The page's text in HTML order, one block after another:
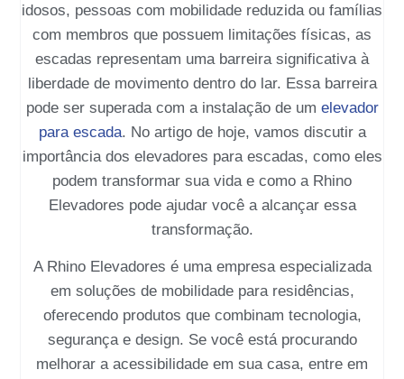
idosos, pessoas com mobilidade reduzida ou famílias
com membros que possuem limitações físicas, as
escadas representam uma barreira significativa à
liberdade de movimento dentro do lar. Essa barreira
pode ser superada com a instalação de um elevador
para escada. No artigo de hoje, vamos discutir a
importância dos elevadores para escadas, como eles
podem transformar sua vida e como a Rhino
Elevadores pode ajudar você a alcançar essa
transformação.
A Rhino Elevadores é uma empresa especializada
em soluções de mobilidade para residências,
oferecendo produtos que combinam tecnologia,
segurança e design. Se você está procurando
melhorar a acessibilidade em sua casa, entre em